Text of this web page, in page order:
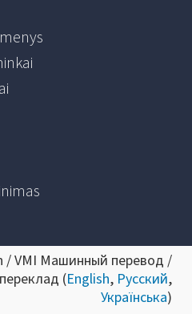
/ VMI Машинный перевод /
(English, Русский,
Українська)